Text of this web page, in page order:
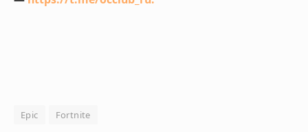
Epic Fortnite